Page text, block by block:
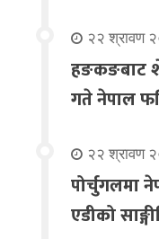
२२ श्रावण
हङकङबाट
गते नेपाल
२२ श्रावण
पोर्चुगलमा
एडीको